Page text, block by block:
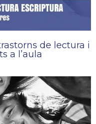
de lectura i
a l’aula